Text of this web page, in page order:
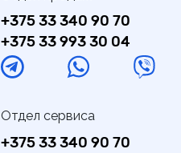
+375 33 340 90 70
+375 33 993 30 04
Отдел сервиса
+375 33 340 90 70